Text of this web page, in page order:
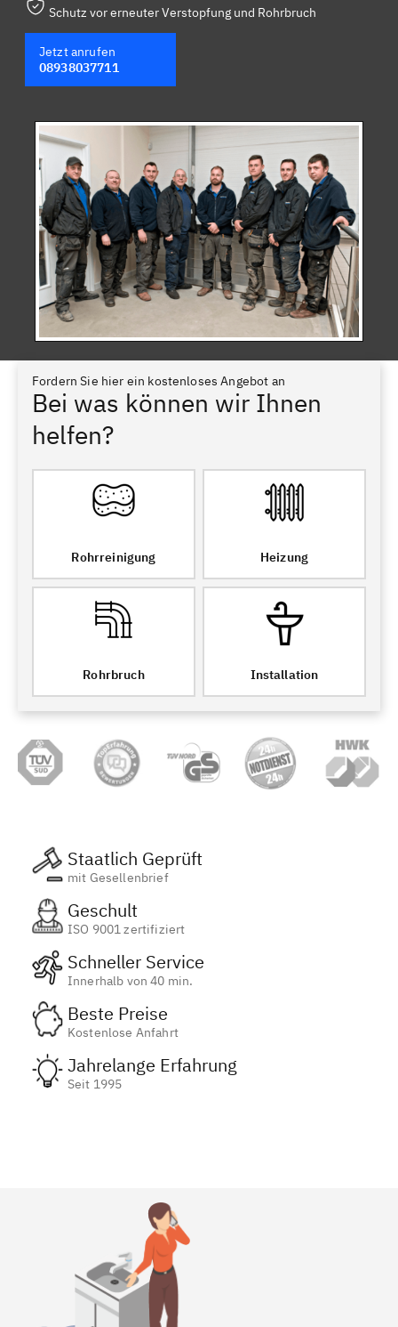
Schutz vor erneuter Verstopfung und Rohrbruch
Jetzt anrufen
08938037711
Fordern Sie hier ein kostenloses Angebot an
Bei was können wir Ihnen
helfen?
Rohrreinigung Heizung
Rohrbruch Installation
Staatlich Geprüft
mit Gesellenbrief
Geschult
ISO 9001 zertifiziert
Schneller Service
Innerhalb von 40 min.
Beste Preise
Kostenlose Anfahrt
Jahrelange Erfahrung
Seit 1995